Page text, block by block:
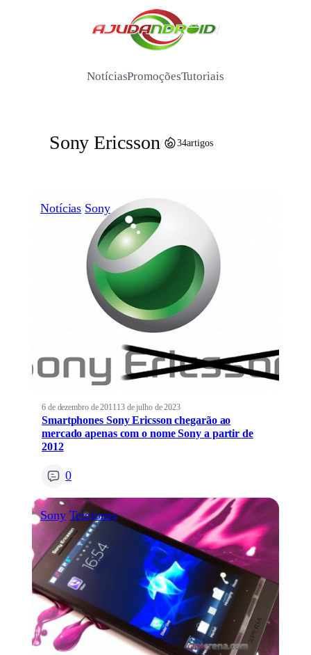
/
NotíciasPromoçõesTutoriais
Sony Ericsson/ 34artigos
Notícias Sony
6 de dezembro de 2011 13 de julho de 2023
Smartphones Sony Ericsson chegarão ao
mercado apenas com o nome Sony a partir de
2012
0
Sony Telefones